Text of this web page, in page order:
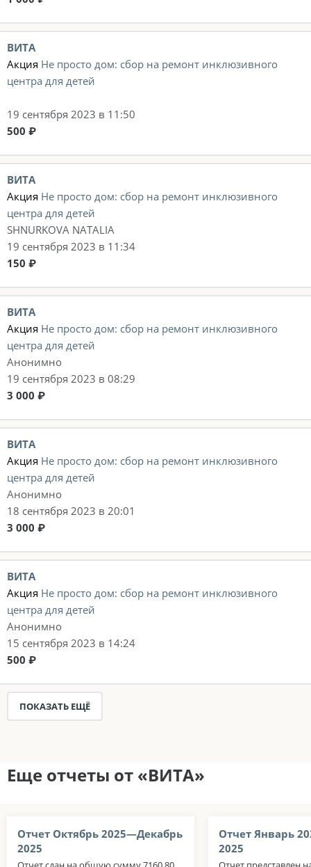
ВИТА
Акция Не просто дом: сбор на ремонт инклюзивного
центра для детей
19 сентября 2023 в 11:50
500 ₽
ВИТА
Акция Не просто дом: сбор на ремонт инклюзивного
центра для детей
SHNURKOVA NATALIA
19 сентября 2023 в 11:34
150 ₽
ВИТА
Акция Не просто дом: сбор на ремонт инклюзивного
центра для детей
Анонимно
19 сентября 2023 в 08:29
3 000 ₽
ВИТА
Акция Не просто дом: сбор на ремонт инклюзивного
центра для детей
Анонимно
18 сентября 2023 в 20:01
3 000 ₽
ВИТА
Акция Не просто дом: сбор на ремонт инклюзивного
центра для детей
Анонимно
15 сентября 2023 в 14:24
500 ₽
ПОКАЗАТЬ ЕЩЁ
Еще отчеты от «ВИТА»
Отчет Октябрь 2025—Декабрь
2025
Отчет Январь
2025